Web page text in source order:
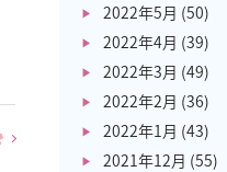
2022年5月 (50)
2022年4月 (39)
2022年3月 (49)
2022年2月 (36)
2022年1月 (43)
2021年12月 (55)